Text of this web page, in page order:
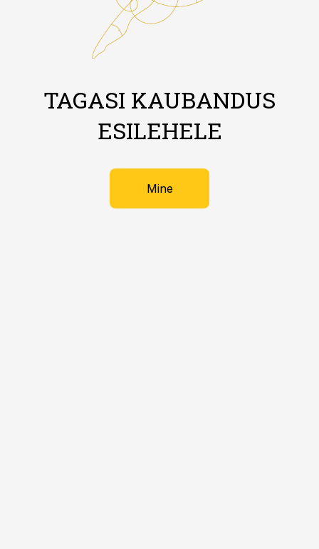
TAGASI KAUBANDUS
ESILEHELE
Mine